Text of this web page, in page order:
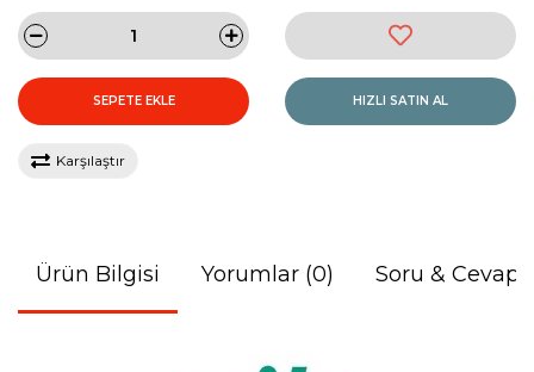
SEPETE EKLE HIZLI SATIN AL
Karşılaştır
Ürün Bilgisi Yorumlar (0) Soru & Cevap